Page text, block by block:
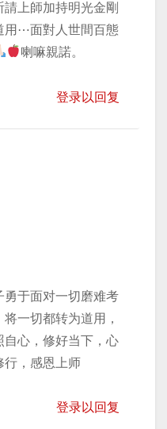
上師加持明光金剛
用⋯面對人世間百態
喇嘛親諾。
登录以回复
勇于面对一切磨难考
一切都转为道用，
自心，修好当下，心
行，感恩上师
登录以回复